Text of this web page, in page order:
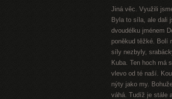
Jiná věc. Využili
Byla to síla, ale dali
dvoudélku jménem
poněkud těžké. Bolí
síly nezbyly,
Kuba. Ten hoch má
vlevo od té naší.
nýty jako my.
váhá. Tudíž je stále